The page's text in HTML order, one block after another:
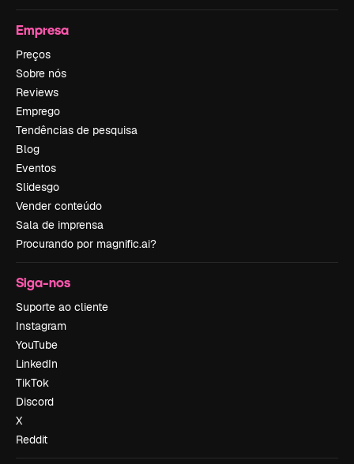
Empresa
Preços
Sobre nós
Reviews
Emprego
Tendências de pesquisa
Blog
Eventos
Slidesgo
Vender conteúdo
Sala de imprensa
Procurando por magnific.ai?
Siga-nos
Suporte ao cliente
Instagram
YouTube
LinkedIn
TikTok
Discord
X
Reddit